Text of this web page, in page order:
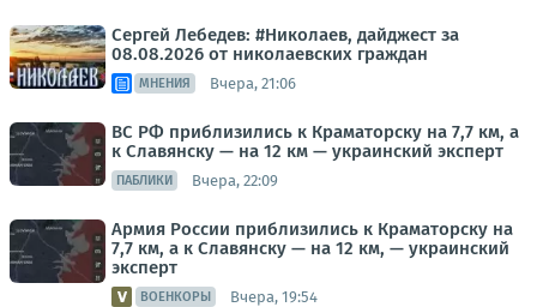
Сергей Лебедев: #Николаев, дайджест за
08.08.2026 от николаевских граждан
МНЕНИЯ Вчера, 21:06
ВС РФ приблизились к Краматорску на 7,7 км, а
к Славянску — на 12 км — украинский эксперт
ПАБЛИКИ Вчера, 22:09
Армия России приблизились к Краматорску на
7,7 км, а к Славянску — на 12 км, — украинский
эксперт
ВОЕНКОРЫ Вчера, 19:54